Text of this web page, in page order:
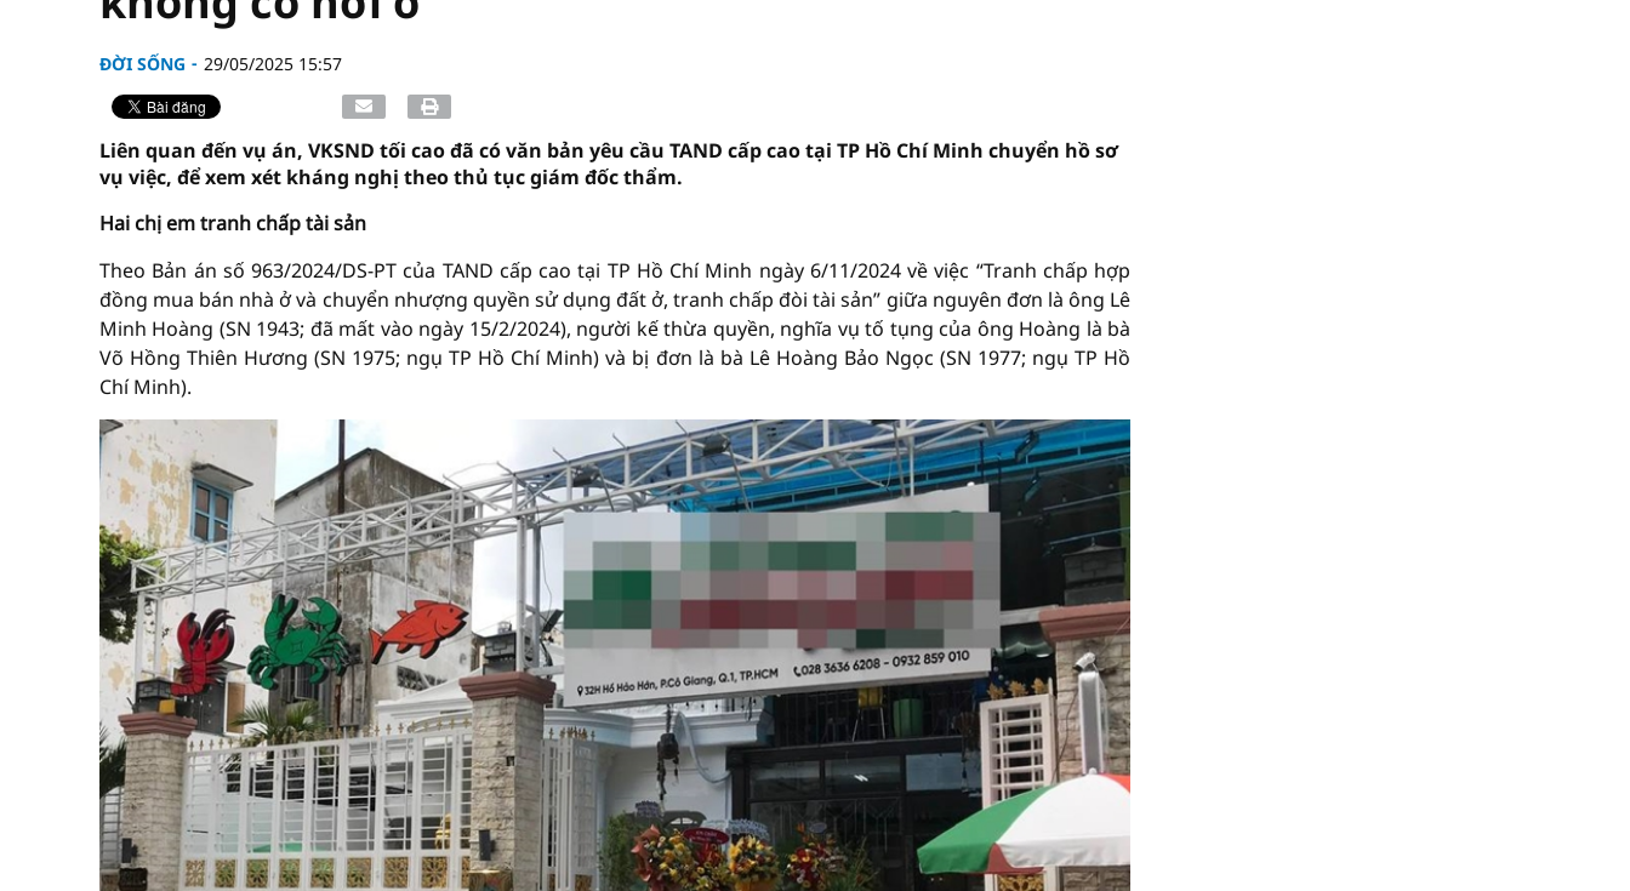
ĐỜI SỐNG 29/05/2025 15:57
Liên quan đến vụ án, VKSND tối cao đã có văn bản yêu cầu TAND cấp cao tại TP Hồ Chí Minh chuyển hồ sơ
vụ việc, để xem xét kháng nghị theo thủ tục giám đốc thẩm.
Hai chị em tranh chấp tài sản
Theo Bản án số 963/2024/DS-PT của TAND cấp cao tại TP Hồ Chí Minh ngày 6/11/2024 về việc “Tranh chấp hợp
đồng mua bán nhà ở và chuyển nhượng quyền sử dụng đất ở, tranh chấp đòi tài sản” giữa nguyên đơn là ông Lê
Minh Hoàng (SN 1943; đã mất vào ngày 15/2/2024), người kế thừa quyền, nghĩa vụ tố tụng của ông Hoàng là bà
Võ Hồng Thiên Hương (SN 1975; ngụ TP Hồ Chí Minh) và bị đơn là bà Lê Hoàng Bảo Ngọc (SN 1977; ngụ TP Hồ
Chí Minh).